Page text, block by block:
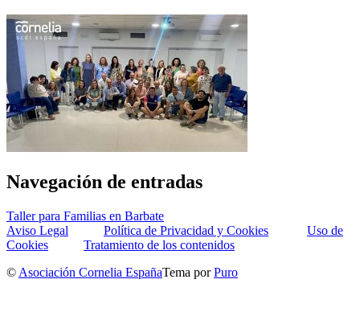
Navegación de entradas
Taller para Familias en Barbate
Aviso Legal
Política de Privacidad y Cookies
Uso de
Cookies
Tratamiento de los contenidos
© Asociación Cornelia EspañaTema porPuro